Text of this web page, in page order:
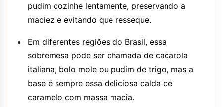
pudim cozinhe lentamente, preservando a
maciez e evitando que resseque.
Em diferentes regiões do Brasil, essa
sobremesa pode ser chamada de caçarola
italiana, bolo mole ou pudim de trigo, mas a
base é sempre essa deliciosa calda de
caramelo com massa macia.